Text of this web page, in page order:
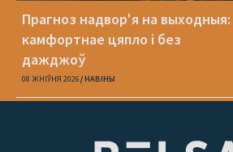
Прагноз надвор'я на выходныя:
камфортнае цяпло і без
дажджоў
08 ЖНІЎНЯ 2026 НАВІНЫ